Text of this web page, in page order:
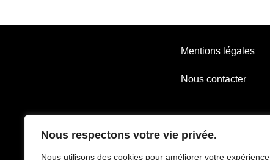
Nous respectons votre vie privée.
Nous utilisons des cookies pour améliorer votre expérience
Mentions légales
Nous contacter